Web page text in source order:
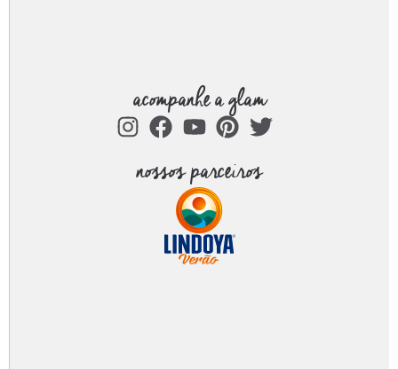
acompanhe a glam
nossos parceiros